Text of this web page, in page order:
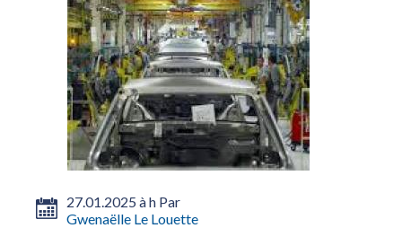
27.01.2025 à h Par
Gwenaëlle Le Louette